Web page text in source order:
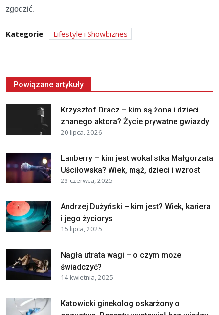
zgodzić.
Kategorie Lifestyle i Showbiznes
Powiązane artykuły
Krzysztof Dracz – kim są żona i dzieci
znanego aktora? Życie prywatne gwiazdy
20 lipca, 2026
Lanberry – kim jest wokalistka Małgorzata
Uściłowska? Wiek, mąż, dzieci i wzrost
23 czerwca, 2025
Andrzej Dużyński – kim jest? Wiek, kariera
i jego życiorys
15 lipca, 2025
Nagła utrata wagi – o czym może
świadczyć?
14 kwietnia, 2025
Katowicki ginekolog oskarżony o